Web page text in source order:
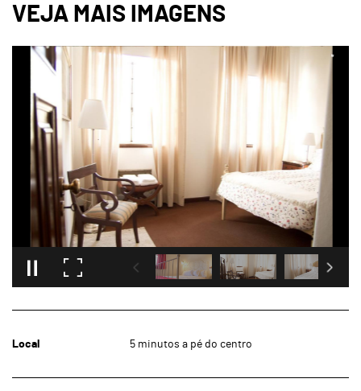
Local 5 minutos a pé do centro